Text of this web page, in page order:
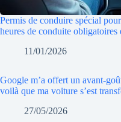
Permis de conduire spécial
heures de conduite obligatoires
11/01/2026
Google m’a offert un avant-
voilà que ma voiture s’est
27/05/2026